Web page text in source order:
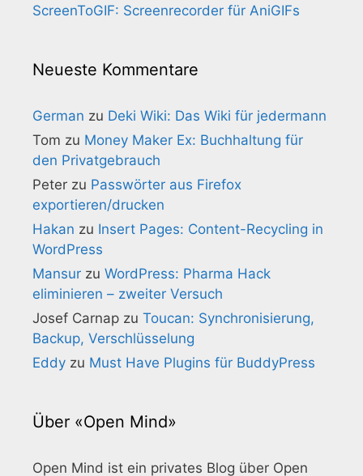
ScreenToGIF: Screenrecorder für AniGIFs
Neueste Kommentare
German zu Deki Wiki: Das Wiki für jedermann
Tom zu Money Maker Ex: Buchhaltung für
den Privatgebrauch
Peter zu Passwörter aus Firefox
exportieren/drucken
Hakan zu Insert Pages: Content-Recycling in
WordPress
Mansur zu WordPress: Pharma Hack
eliminieren – zweiter Versuch
Josef Carnap zu Toucan: Synchronisierung,
Backup, Verschlüsselung
Eddy zu Must Have Plugins für BuddyPress
Über «Open Mind»
Open Mind ist ein privates Blog über Open